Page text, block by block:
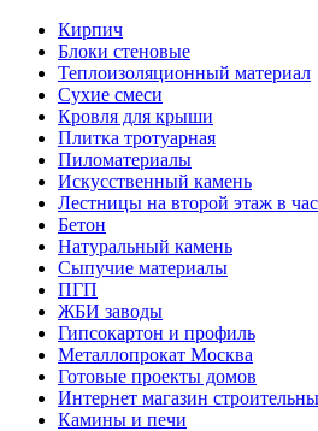
Кирпич
Блоки стеновые
Теплоизоляционный материал
Сухие смеси
Кровля для крыши
Плитка тротуарная
Пиломатериалы
Искусственный камень
Лестницы на второй этаж в
Бетон
Натуральный камень
Сыпучие материалы
ПГП
ЖБИ заводы
Гипсокартон и профиль
Металлопрокат Москва
Готовые проекты домов
Интернет магазин
Камины и печи